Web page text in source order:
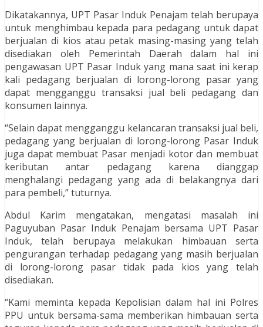
Dikatakannya, UPT Pasar Induk Penajam telah berupaya
untuk menghimbau kepada para pedagang untuk dapat
berjualan di kios atau petak masing-masing yang telah
disediakan oleh Pemerintah Daerah dalam hal ini
pengawasan UPT Pasar Induk yang mana saat ini kerap
kali pedagang berjualan di lorong-lorong pasar yang
dapat mengganggu transaksi jual beli pedagang dan
konsumen lainnya.
“Selain dapat mengganggu kelancaran transaksi jual beli,
pedagang yang berjualan di lorong-lorong Pasar Induk
juga dapat membuat Pasar menjadi kotor dan membuat
keributan antar pedagang karena dianggap
menghalangi pedagang yang ada di belakangnya dari
para pembeli,” tuturnya.
Abdul Karim mengatakan, mengatasi masalah ini
Paguyuban Pasar Induk Penajam bersama UPT Pasar
Induk, telah berupaya melakukan himbauan serta
pengurangan terhadap pedagang yang masih berjualan
di lorong-lorong pasar tidak pada kios yang telah
disediakan.
“Kami meminta kepada Kepolisian dalam hal ini Polres
PPU untuk bersama-sama memberikan himbauan serta